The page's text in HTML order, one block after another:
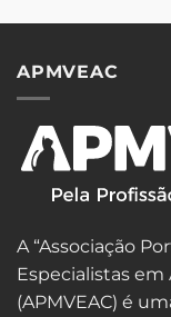
APMVEAC
A “Associação
Especialistas em
(APMVEAC) é